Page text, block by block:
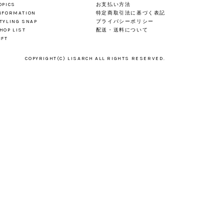
SNAP
LIST
お支払い方法
特定商取引法に基づく表記
プライバシーポリシー
配送・送料について
COPYRIGHT(C) LISARCH ALL RIGHTS RESERVED.